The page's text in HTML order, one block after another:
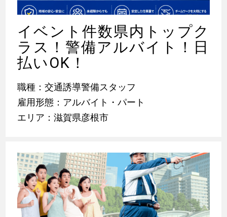
イベント件数県内トップク
ラス！警備アルバイト！日
払いOK！
職種：交通誘導警備スタッフ
雇用形態：アルバイト・パート
エリア：滋賀県彦根市